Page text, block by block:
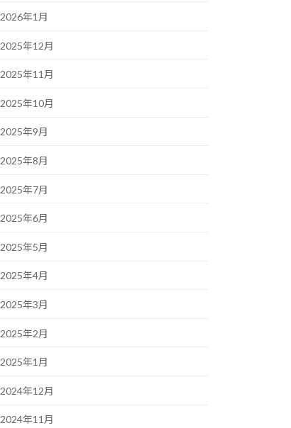
2026年1月
2025年12月
2025年11月
2025年10月
2025年9月
2025年8月
2025年7月
2025年6月
2025年5月
2025年4月
2025年3月
2025年2月
2025年1月
2024年12月
2024年11月